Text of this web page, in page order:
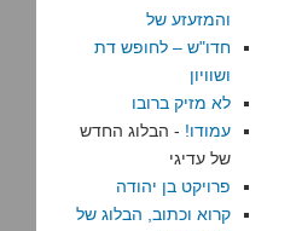
והמזעזע של
חדו"ש – לחופש דת
ושוויון
לא מזיק ברובו
עמודו! - הבלוג החדש
של עדיגי
פרויקט בן יהודה
קרוא וכתוב, הבלוג של